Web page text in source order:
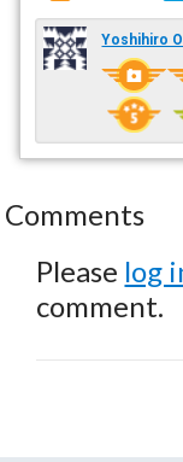
Yoshihiro
Comments
Please log
comment.